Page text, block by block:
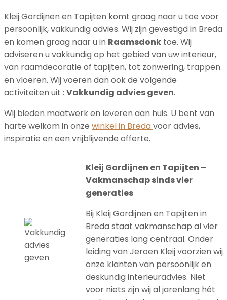
Kleij Gordijnen en Tapijten komt graag naar u toe voor
persoonlijk, vakkundig advies. Wij zijn gevestigd in Breda
en komen graag naar u in Raamsdonk toe. Wij
adviseren u vakkundig op het gebied van uw interieur,
van raamdecoratie of tapijten, tot zonwering, trappen
en vloeren. Wij voeren dan ook de volgende
activiteiten uit : Vakkundig advies geven.
Wij bieden maatwerk en leveren aan huis. U bent van
harte welkom in onze winkel in Bredavoor advies,
inspiratie en een vrijblijvende offerte.
Kleij Gordijnen en Tapijten –
Vakmanschap sinds vier
generaties
Bij Kleij Gordijnen en Tapijten in
Breda staat vakmanschap al vier
generaties lang centraal. Onder
leiding van Jeroen Kleij voorzien wij
onze klanten van persoonlijk en
deskundig interieuradvies. Niet
voor niets zijn wij al jarenlang hét